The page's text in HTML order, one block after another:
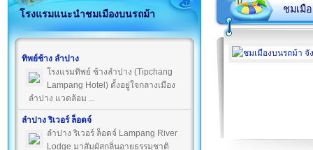
โรงแรมแนะนำชมเมืองบนรถม้า
ทิพย์ช้าง ลำปาง
โรงแรมทิพย์ ช้างลำปาง (Tipchang
Lampang Hotel) ตั้งอยู่ใจกลางเมือง
ลำปาง แวดล้อม ...
ลำปาง ริเวอร์ ล็อดจ์
ลำปาง ริเวอร์ ล็อดจ์ Lampang River
Lodge มาสัมผัสกลิ่นอายธรรมชาติ
ชมเมื